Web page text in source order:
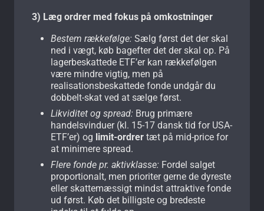
3) Læg ordrer med fokus på omkostninger
Bestem rækkefølge: Sælg først det der skal
ned i vægt, køb bagefter det der skal op. På
lagerbeskattede ETF’er kan rækkefølgen
være mindre vigtig, men på
realisationsbeskattede fonde undgår du
dobbelt-skat ved at sælge først.
Likviditet og spread: Brug primære
handelsvinduer (kl. 15-17 dansk tid for USA-
ETF’er) og limit-ordrer tæt på mid-price for
at minimere spread.
Flere fonde pr. aktivklasse: Fordel salget
proportionalt, men prioriter gerne de dyreste
eller skattemæssigt mindst attraktive fonde
ud først. Køb det billigste og bredeste